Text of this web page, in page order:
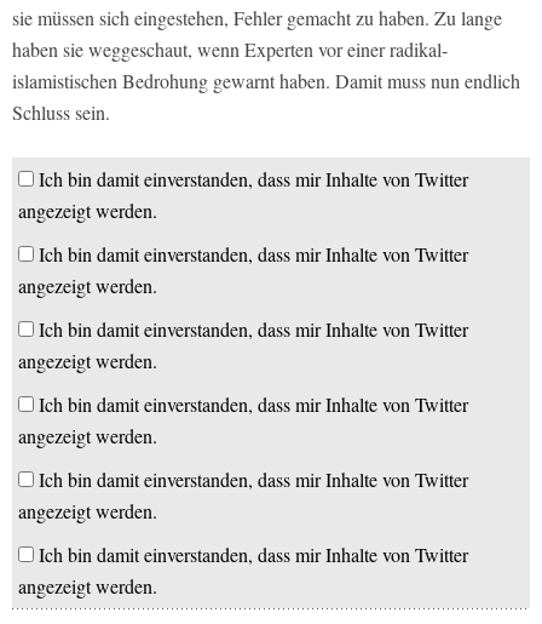
sie müssen sich eingestehen, Fehler gemacht zu haben. Zu lange
haben sie weggeschaut, wenn Experten vor einer radikal-
islamistischen Bedrohung gewarnt haben. Damit muss nun endlich
Schluss sein.
Ich bin damit einverstanden, dass mir Inhalte von Twitter
angezeigt werden.
Ich bin damit einverstanden, dass mir Inhalte von Twitter
angezeigt werden.
Ich bin damit einverstanden, dass mir Inhalte von Twitter
angezeigt werden.
Ich bin damit einverstanden, dass mir Inhalte von Twitter
angezeigt werden.
Ich bin damit einverstanden, dass mir Inhalte von Twitter
angezeigt werden.
Ich bin damit einverstanden, dass mir Inhalte von Twitter
angezeigt werden.